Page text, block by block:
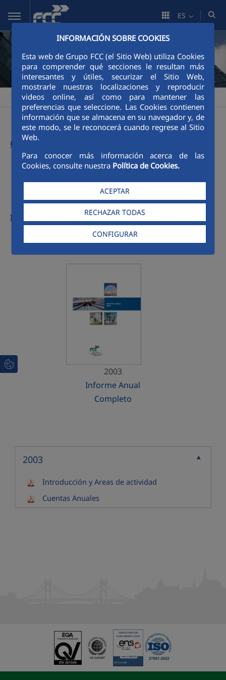
Saltar al contenido principal
INFORMACIÓN SOBRE COOKIES
Esta web de Grupo FCC (el Sitio Web) utiliza Cookies
para comprender qué secciones le resultan más
interesantes y útiles, securizar el Sitio Web,
mostrarle nuestras localizaciones y reproducir
videos online, así como para mantener las
preferencias que seleccione. Las Cookies contienen
información que se almacena en su navegador y, de
este modo, se le reconocerá cuando regrese al Sitio
Web.
Para conocer más información acerca de las
Cookies, consulte nuestra Política de Cookies.
ACEPTAR
RECHAZAR TODAS
CONFIGURAR
ES
FCC >Informe Anual FCC >Números anteriores >2003
Último informe:
Menú 2003
Informes anteriores:
Menú 2003
2003
Informe Anual
Completo
2003
Introducción y Areas de actividad
Cuentas Anuales